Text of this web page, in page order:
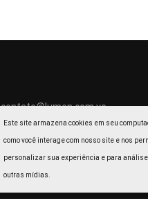
Este site armazena cookies em seu
como você interage com nosso site e nos
personalizar sua experiência e para
outras mídias.
contato@lumen.com.vc